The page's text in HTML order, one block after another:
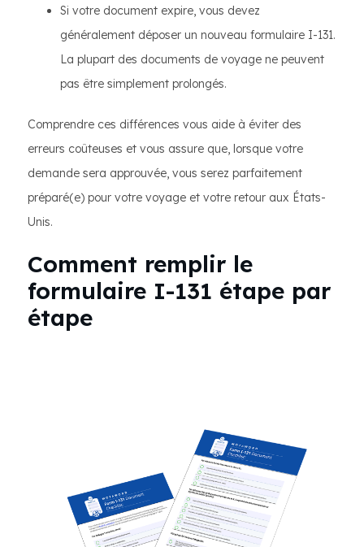
Si votre document expire, vous devez
généralement déposer un nouveau formulaire I-131.
La plupart des documents de voyage ne peuvent
pas être simplement prolongés.
Comprendre ces différences vous aide à éviter des
erreurs coûteuses et vous assure que, lorsque votre
demande sera approuvée, vous serez parfaitement
préparé(e) pour votre voyage et votre retour aux États-
Unis.
Comment remplir le
formulaire I-131 étape par
étape